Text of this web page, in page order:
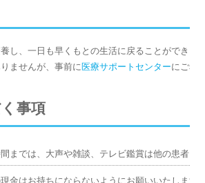
し、一日も早くもとの生活に戻ることができ
ませんが、事前に医療サポートセンターにご希
事項
までは、大声や雑談、テレビ鑑賞は他の患者さ
金はお持ちにならないようにお願いいたします